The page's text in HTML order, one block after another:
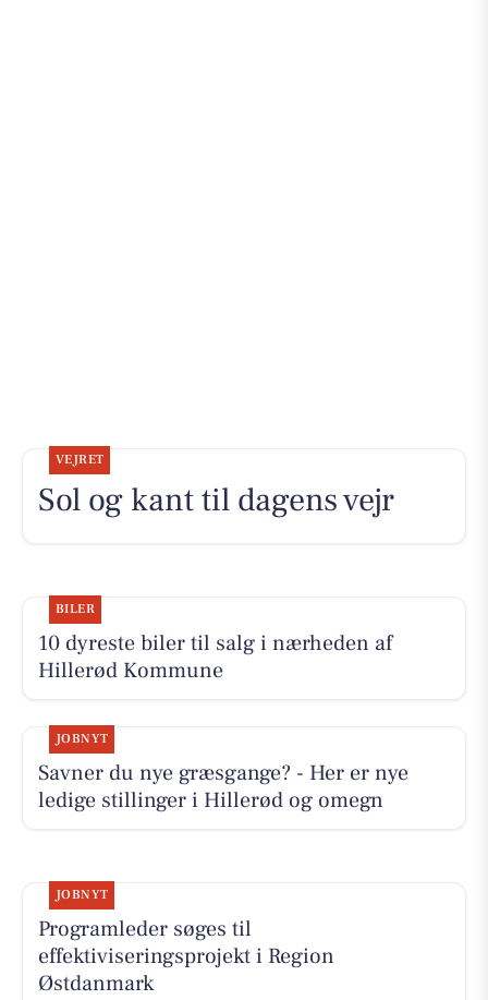
VEJRET
Sol og kant til dagens vejr
BILER
10 dyreste biler til salg i nærheden af
Hillerød Kommune
JOBNYT
Savner du nye græsgange? - Her er nye
ledige stillinger i Hillerød og omegn
JOBNYT
Programleder søges til
effektiviseringsprojekt i Region
Østdanmark